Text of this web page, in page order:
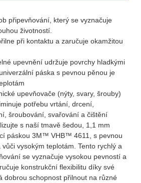
připevňování, který se vyznačuje
životností.
při kontaktu a zaručuje okamžitou
upevnění udržuje povrchy hladkými
páska s pevnou pěnou je
upevňovače (nýty, svary, šrouby)
potřebu vrtání, drcení,
šroubování, svařování a čištění
s naší tmavě šedou, 1,1 mm
páskou 3M™ VHB™ 4611, s pevnou
vysokým teplotám. Tento rychlý a
se vyznačuje vysokou pevností a
konstrukční flexibilitu díky své
dobrou schopnost přilnout na různé